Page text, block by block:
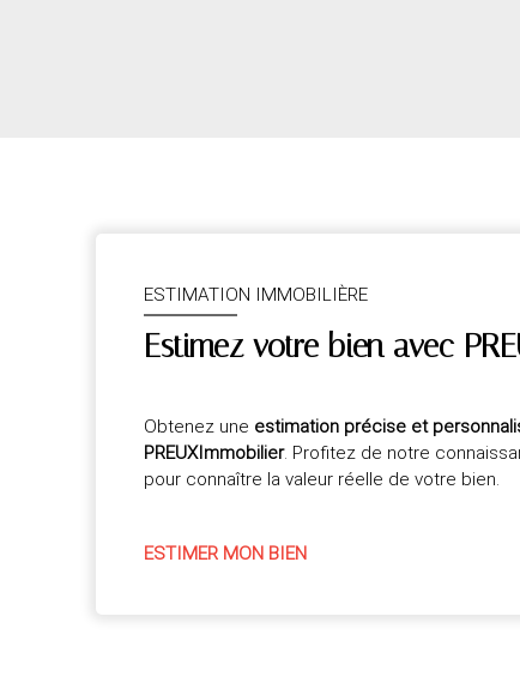
ESTIMATION IMMOBILIÈRE
Estimez votre bien avec
Obtenez une estimation précise et
PREUXImmobilier. Profitez de notre
pour connaître la valeur réelle de votre bien.
ESTIMER MON BIEN